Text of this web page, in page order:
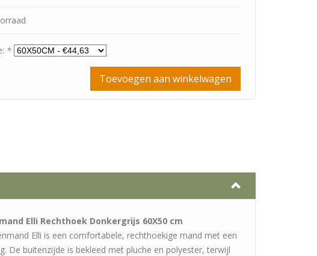
*
Toevoegen aan winkelwagen
Elli Rechthoek Donkergrijs 60X50 cm
Elli is een comfortabele, rechthoekige mand met een
De buitenzijde is bekleed met pluche en polyester, terwijl